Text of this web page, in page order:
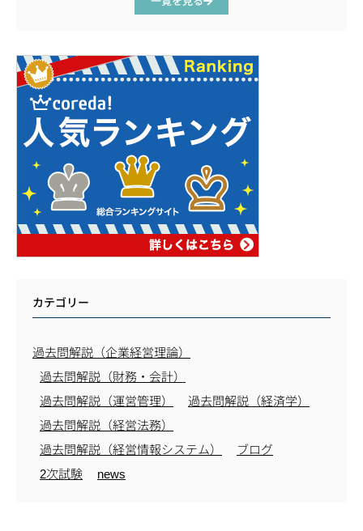
カテゴリー
過去問解説（企業経営理論）
過去問解説（財務・会計）
過去問解説（運営管理）
過去問解説（経済学）
過去問解説（経営法務）
過去問解説（経営情報システム）
ブログ
2次試験
news